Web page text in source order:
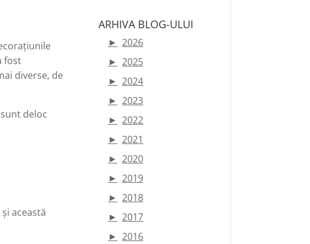
fost
diverse, de
deloc
această
ARHIVA BLOG-ULUI
► 2026
► 2025
► 2024
► 2023
► 2022
► 2021
► 2020
► 2019
► 2018
► 2017
► 2016